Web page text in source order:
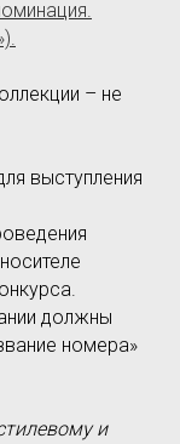
– не
выступления
должны
номера»
и